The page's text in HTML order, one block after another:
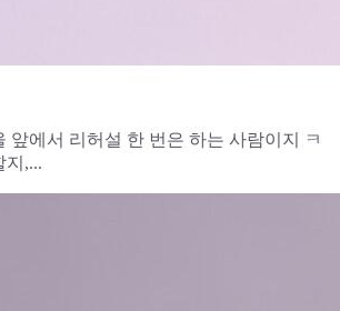
앞에서 리허설 한 번은 하는 사람이지 ㅋ
지,...